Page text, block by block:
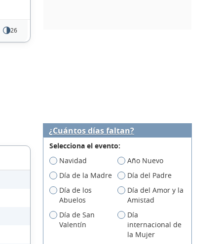
26
¿Cuántos días faltan?
Selecciona el evento:
Navidad
Año Nuevo
Día de la Madre
Día del Padre
Día de los
Abuelos
Día del Amor y la
Amistad
Día de San
Valentín
Día
internacional de
la Mujer